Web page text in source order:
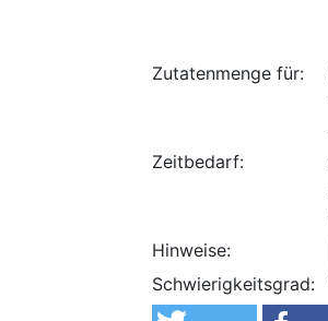
Zutatenmenge für:
Zeitbedarf:
Hinweise:
Schwierigkeitsgrad: